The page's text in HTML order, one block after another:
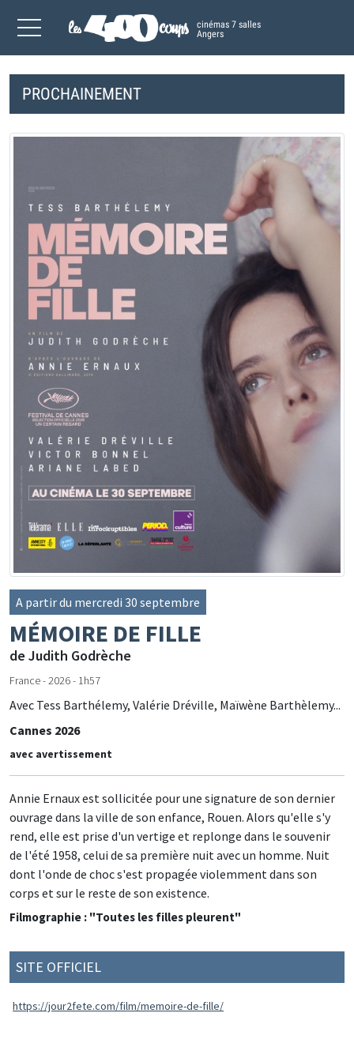
cinémas 7 salles
Angers
PROCHAINEMENT
A partir du mercredi 30 septembre
MÉMOIRE DE FILLE
de Judith Godrèche
France - 2026 - 1h57
Avec Tess Barthélemy, Valérie Dréville, Maïwène Barthèlemy...
Cannes 2026
avec avertissement
Annie Ernaux est sollicitée pour une signature de son dernier
ouvrage dans la ville de son enfance, Rouen. Alors qu'elle s'y
rend, elle est prise d'un vertige et replonge dans le souvenir
de l'été 1958, celui de sa première nuit avec un homme. Nuit
dont l'onde de choc s'est propagée violemment dans son
corps et sur le reste de son existence.
Filmographie : "Toutes les filles pleurent"
SITE OFFICIEL
https://jour2fete.com/film/memoire-de-fille/